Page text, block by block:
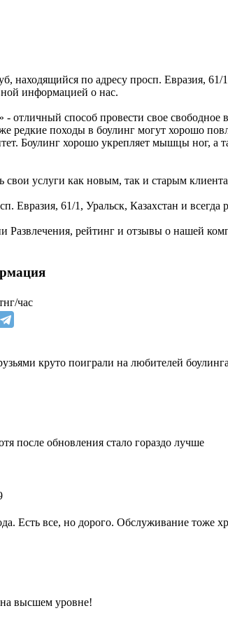
находящийся по адресу просп. Евразия,
информацией о нас.
- отличный способ провести свое
редкие походы в боулинг могут хорошо
Боулинг хорошо укрепляет мышцы ног, а
свои услуги как новым, так и старым
Евразия, 61/1, Уральск, Казахстан и
рейтинг и отзывы о нашей
час
круто поиграли на любителей боулинга
после обновления стало гораздо лучше
Есть все, но дорого. Обслуживание тоже
высшем уровне!